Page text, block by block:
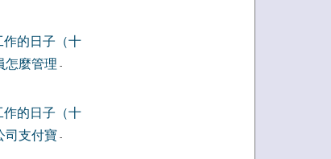
作的日子（十
怎麼管理 -
作的日子（十
司支付寶 -